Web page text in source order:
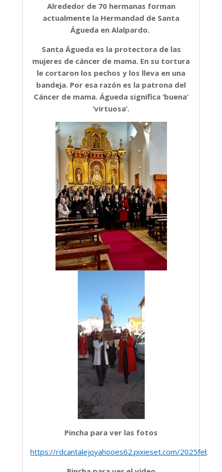
Alrededor de 70 hermanas forman
actualmente la Hermandad de Santa
Águeda en Alalpardo.
Santa Águeda es la protectora de las
mujeres de cáncer de mama. En su tortura
le cortaron los pechos y los lleva en una
bandeja. Por esa razón es la patrona del
Cáncer de mama. Águeda significa ‘buena’
‘virtuosa’.
Pincha para ver las fotos
https://rdcantalejoyahooes62.pixieset.com/